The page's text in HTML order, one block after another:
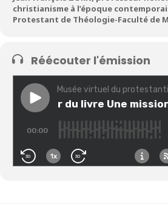
christianisme à l’époque
Protestant de Théologie-Faculté de
Réécouter l'émission